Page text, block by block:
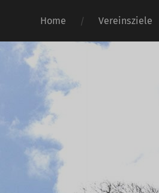
Home Vereinsziele